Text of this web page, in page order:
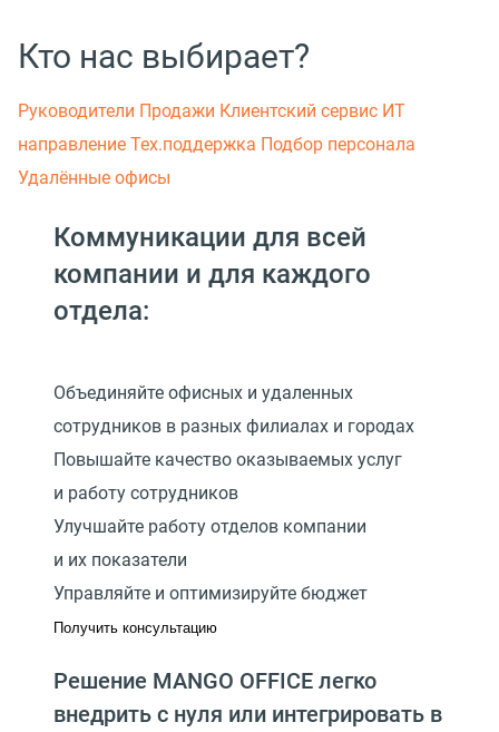
Кто нас выбирает?
Руководители Продажи Клиентский сервис ИТ
направление Тех.поддержка Подбор персонала
Удалённые офисы
Коммуникации для всей
компании и для каждого
отдела:
Объединяйте офисных и удаленных
сотрудников в разных филиалах и городах
Повышайте качество оказываемых услуг
и работу сотрудников
Улучшайте работу отделов компании
и их показатели
Управляйте и оптимизируйте бюджет
Получить консультацию
Решение MANGO OFFICE легко
внедрить с нуля или интегрировать в